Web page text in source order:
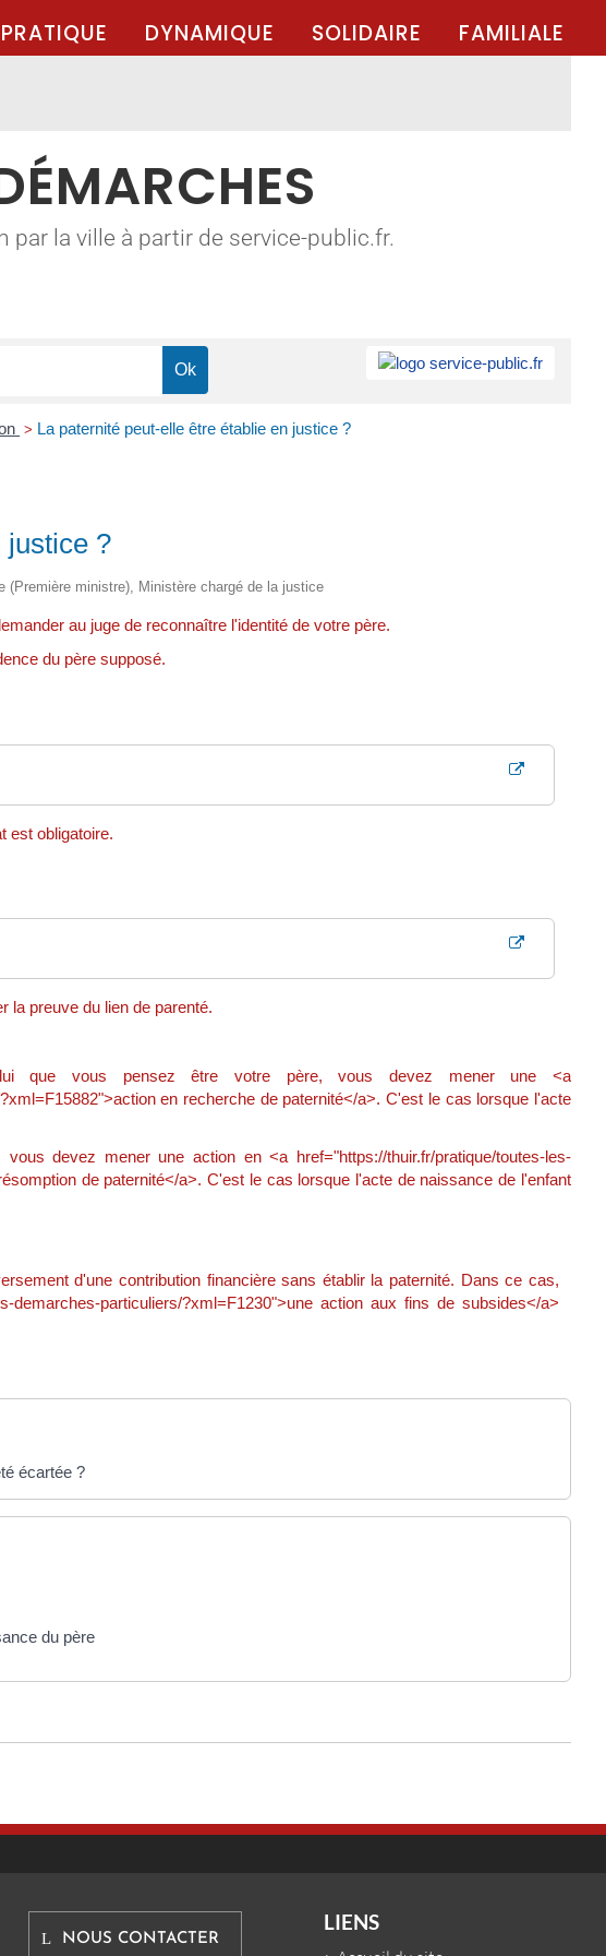
PRATIQUE DYNAMIQUE SOLIDAIRE FAMILIALE
la ville à partir de service-public.fr.
> La paternité peut-elle être établie en justice ?
justice ?
(Première ministre), Ministère chargé de la justice
au juge de reconnaître l'identité de votre père.
du père supposé.
est obligatoire.
la preuve du lien de parenté.
que vous pensez être votre père, vous devez mener une <a
en recherche de paternité</a>. C'est le cas lorsque l'acte
devez mener une action en <a href="https://thuir.fr/pratique/toutes-les-
de paternité</a>. C'est le cas lorsque l'acte de naissance de l'enfant
d'une contribution financière sans établir la paternité. Dans ce cas,
demarches-particuliers/?xml=F1230">une action aux fins de subsides</a>
écartée ?
du père
NOUS CONTACTER
LIENS